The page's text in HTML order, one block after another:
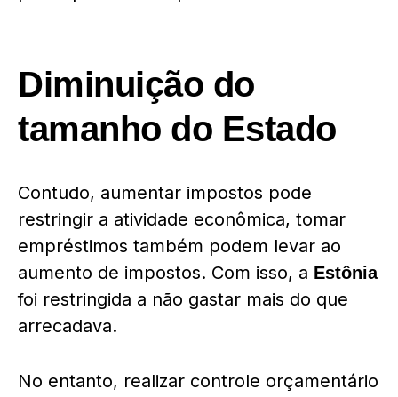
Diminuição do
tamanho do Estado
Contudo, aumentar impostos pode
restringir a atividade econômica, tomar
empréstimos também podem levar ao
aumento de impostos. Com isso, a Estônia
foi restringida a não gastar mais do que
arrecadava.
No entanto, realizar controle orçamentário